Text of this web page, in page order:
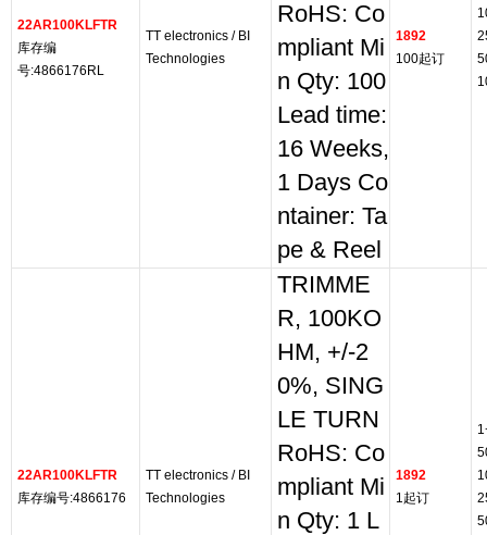
22AR100KLFTR
库存编
号:4866176RL
TT electronics / BI
Technologies
RoHS: Co
mpliant Mi
n Qty: 100
Lead time:
16 Weeks,
1 Days Co
ntainer: Ta
pe & Reel
1892
100起订
22AR100KLFTR
库存编号:4866176
TT electronics / BI
Technologies
TRIMME
R, 100KO
HM, +/-2
0%, SING
LE TURN
RoHS: Co
mpliant Mi
n Qty: 1 L
1892
1起订